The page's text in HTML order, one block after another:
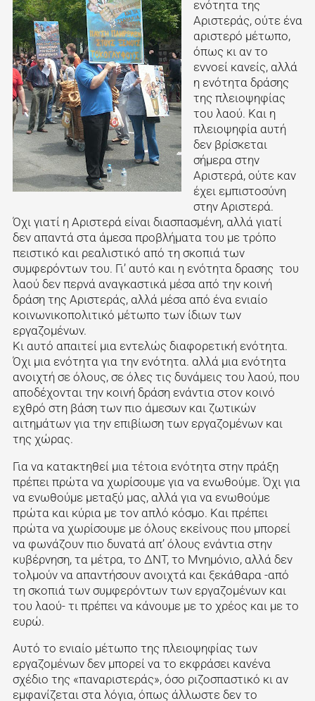
ενότητα της
Αριστεράς, ούτε ένα
αριστερό μέτωπο,
όπως κι αν το
εννοεί κανείς, αλλά
η ενότητα δράσης
της πλειοψηφίας
του λαού. Και η
πλειοψηφία αυτή
δεν βρίσκεται
σήμερα στην
Αριστερά, ούτε καν
έχει εμπιστοσύνη
στην Αριστερά.
Όχι γιατί η Αριστερά είναι διασπασμένη, αλλά γιατί
δεν απαντά στα άμεσα προβλήματα του με τρόπο
πειστικό και ρεαλιστικό από τη σκοπιά των
συμφερόντων του. Γι’ αυτό και η ενότητα δρασης του
λαού δεν περνά αναγκαστικά μέσα από την κοινή
δράση της Αριστεράς, αλλά μέσα από ένα ενιαίο
κοινωνικοπολιτικό μέτωπο των ίδιων των
εργαζομένων.
Κι αυτό απαιτεί μια εντελώς διαφορετική ενότητα.
Όχι μια ενότητα για την ενότητα. αλλά μια ενότητα
ανοιχτή σε όλους, σε όλες τις δυνάμεις του λαού, που
αποδέχονται την κοινή δράση ενάντια στον κοινό
εχθρό στη βάση των πιο άμεσων και ζωτικών
αιτημάτων για την επιβίωση των εργαζομένων και
της χώρας.
Για να κατακτηθεί μια τέτοια ενότητα στην πράξη
πρέπει πρώτα να χωρίσουμε για να ενωθούμε. Όχι για
να ενωθούμε μεταξύ μας, αλλά για να ενωθούμε
πρώτα και κύρια με τον απλό κόσμο. Και πρέπει
πρώτα να χωρίσουμε με όλους εκείνους που μπορεί
να φωνάζουν πιο δυνατά απ’ όλους ενάντια στην
κυβέρνηση, τα μέτρα, το ΔΝΤ, το Μνημόνιο, αλλά δεν
τολμούν να απαντήσουν ανοιχτά και ξεκάθαρα -από
τη σκοπιά των συμφερόντων των εργαζομένων και
του λαού- τι πρέπει να κάνουμε με το χρέος και με το
ευρώ.
Αυτό το ενιαίο μέτωπο της πλειοψηφίας των
εργαζομένων δεν μπορεί να το εκφράσει κανένα
σχέδιο της «παναριστεράς», όσο ριζοσπαστικό κι αν
εμφανίζεται στα λόγια, όπως άλλωστε δεν το